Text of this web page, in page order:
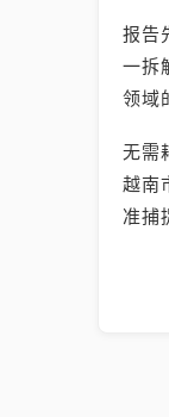
报告
一拆
领域
无需
越南
准捕